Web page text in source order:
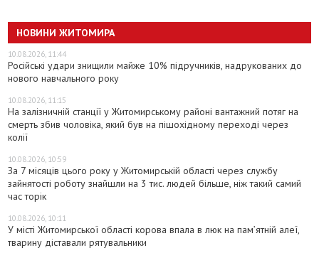
НОВИНИ ЖИТОМИРА
10.08.2026, 11:44
Російські удари знищили майже 10% підручників, надрукованих до
нового навчального року
10.08.2026, 11:15
На залізничній станції у Житомирському районі вантажний потяг на
смерть збив чоловіка, який був на пішохідному переході через
колії
10.08.2026, 10:59
За 7 місяців цього року у Житомирській області через службу
зайнятості роботу знайшли на 3 тис. людей більше, ніж такий самий
час торік
10.08.2026, 10:11
У місті Житомирської області корова впала в люк на пам’ятній алеї,
тварину діставали рятувальники